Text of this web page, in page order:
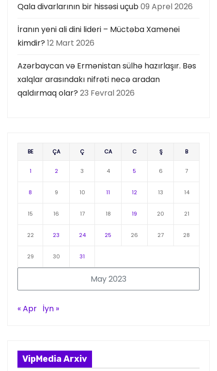
Qala divarlarının bir hissəsi uçub09 Aprel 2026
İranın yeni ali dini lideri – Müctəba Xamenei
kimdir? 12 Mart 2026
Azərbaycan və Ermənistan sülhə hazırlaşır. Bəs
xalqlar arasındakı nifrəti necə aradan
qaldırmaq olar? 23 Fevral 2026
May 2023
BE ÇA Ç CA C Ş B
1 2 3 4 5 6 7
8 9 10 11 12 13 14
15 16 17 18 19 20 21
22 23 24 25 26 27 28
29 30 31
« Apr İyn »
VipMedia Arxiv